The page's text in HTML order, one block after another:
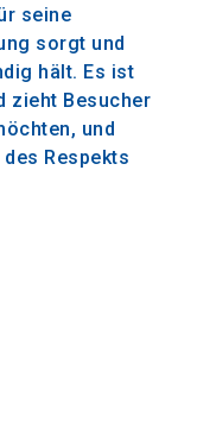
seine
sorgt und
hält. Es ist
zieht Besucher
und
Respekts